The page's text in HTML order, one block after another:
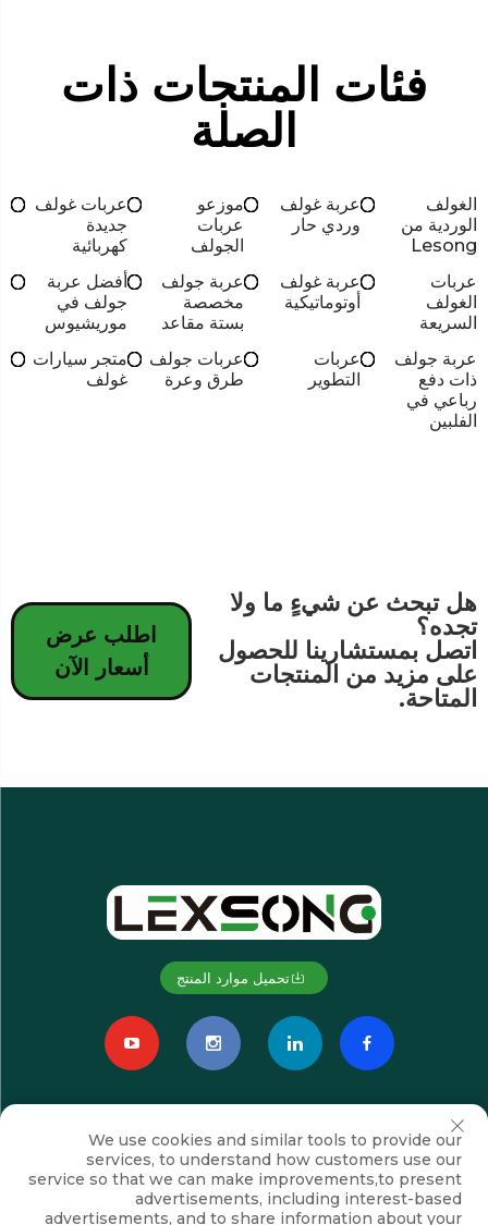
فئات المنتجات ذات
الصلة
الغولف
الوردية من
Lesong
عربة غولف
وردي حار
موزعو
عربات
الجولف
عربات غولف
جديدة
كهربائية
عربات
الغولف
السريعة
عربة غولف
أوتوماتيكية
عربة جولف
مخصصة
بستة مقاعد
أفضل عربة
جولف في
موريشيوس
عربة جولف
ذات دفع
رباعي في
الفلبين
عربات
التطوير
عربات جولف
طرق وعرة
متجر سيارات
غولف
هل تبحث عن شيءٍ ما ولا
تجده؟
اتصل بمستشارينا للحصول
على مزيد من المنتجات
المتاحة.
اطلب عرض
أسعار الآن
تحميل موارد المنتج
We use cookies and similar tools to provide our
services, to understand how customers use our
service so that we can make improvements,to present
advertisements, including interest-based
advertisements, and to share information about your